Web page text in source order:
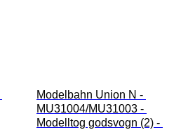
Modelbahn Union N -
MU31004/MU31003 -
Modelltog godsvogn (2) -